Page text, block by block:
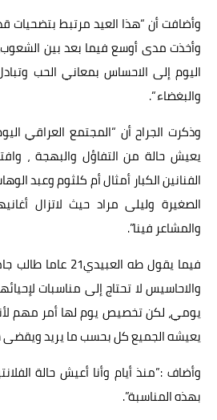
وأضافت أن “هذا العيد مرتبط
وأخذت مدى أوسع فيما بعد بين
اليوم إلى الاحساس بمعاني الحب
والبغضاء “.
وذكرت الجراح أن “المجتمع العراقي
يعيش حالة من التفاؤل والبهجة ،
الفنانين الكبار أمثال أم كلثوم وعبد
الصغيرة وليلى مراد حيث لاتزال
والمشاعر فينا”.
فيما يقول طه
والاحاسيس لا تحتاج إلى مناسبات
يومي، لكن تخصيص يوم لها أمر مهم
يعيشه الجميع كل بحسب ما يريد ويقضى
وأضاف :”منذ أيام وأنا أعيش حالة
بهذه المناسبة”.